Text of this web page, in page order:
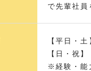
で先輩社
【平日・
【日・祝
※経験・能